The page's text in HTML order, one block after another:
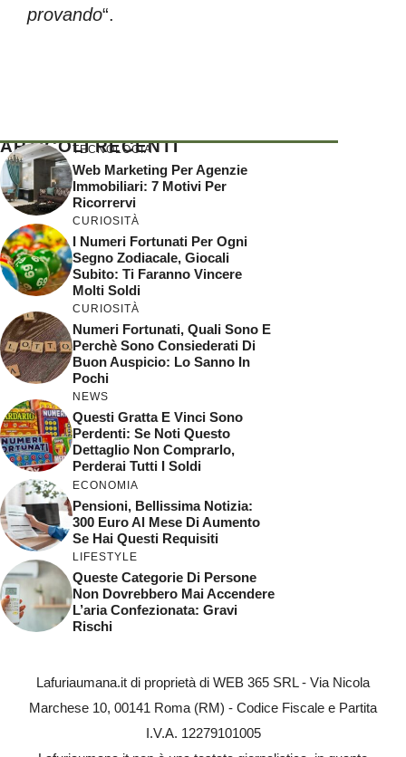
provando“.
ARTICOLI RECENTI
TECNOLOGIA
Web Marketing Per Agenzie
Immobiliari: 7 Motivi Per
Ricorrervi
CURIOSITÀ
I Numeri Fortunati Per Ogni
Segno Zodiacale, Giocali
Subito: Ti Faranno Vincere
Molti Soldi
CURIOSITÀ
Numeri Fortunati, Quali Sono E
Perchè Sono Consiederati Di
Buon Auspicio: Lo Sanno In
Pochi
NEWS
Questi Gratta E Vinci Sono
Perdenti: Se Noti Questo
Dettaglio Non Comprarlo,
Perderai Tutti I Soldi
ECONOMIA
Pensioni, Bellissima Notizia:
300 Euro Al Mese Di Aumento
Se Hai Questi Requisiti
LIFESTYLE
Queste Categorie Di Persone
Non Dovrebbero Mai Accendere
L’aria Confezionata: Gravi
Rischi
Lafuriaumana.it di proprietà di WEB 365 SRL - Via Nicola
Marchese 10, 00141 Roma (RM) - Codice Fiscale e Partita
I.V.A. 12279101005